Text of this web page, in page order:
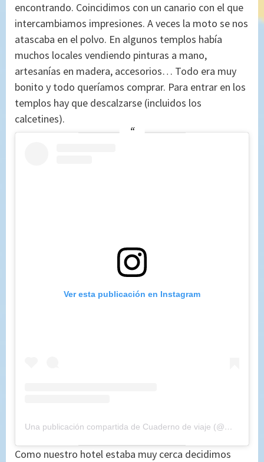
encontrando. Coincidimos con un canario con el que
intercambiamos impresiones. A veces la moto se nos
atascaba en el polvo. En algunos templos había
muchos locales vendiendo pinturas a mano,
artesanías en madera, accesorios… Todo era muy
bonito y todo queríamos comprar. Para entrar en los
templos hay que descalzarse (incluidos los
calcetines).
Ver esta publicación en Instagram
Una publicación compartida de Cuaderno de viaje (@maryajosess)
Como nuestro hotel estaba muy cerca decidimos